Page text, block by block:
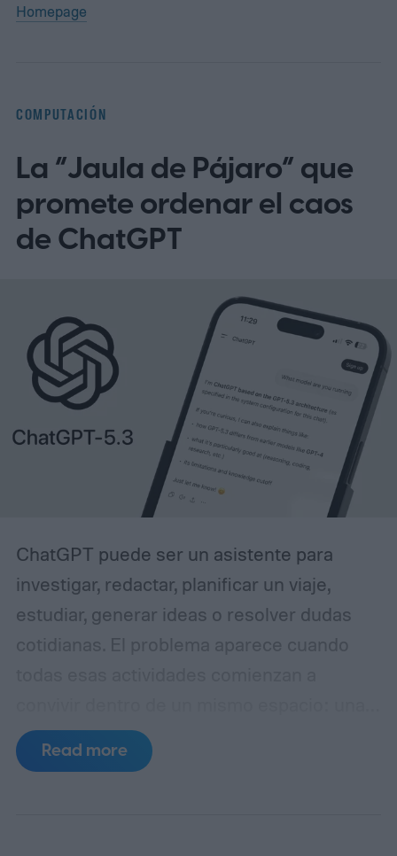
Homepage
COMPUTACIÓN
La “Jaula de Pájaro” que
promete ordenar el caos
de ChatGPT
ChatGPT puede ser un asistente para
investigar, redactar, planificar un viaje,
estudiar, generar ideas o resolver dudas
cotidianas. El problema aparece cuando
conversación puede pasar de una
estrategia de contenidos a una receta, de
Read more